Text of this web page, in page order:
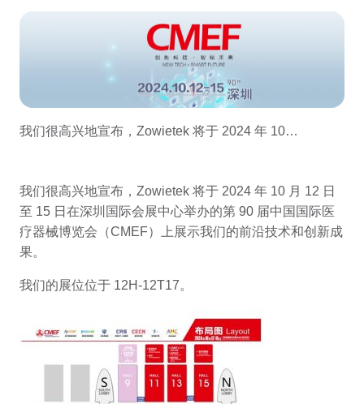
我们很高兴地宣布，Zowietek 将于 2024 年 10…
我们很高兴地宣布，Zowietek 将于 2024 年 10 月 12 日
至 15 日在深圳国际会展中心举办的第 90 届中国国际医
疗器械博览会（CMEF）上展示我们的前沿技术和创新成
果。
我们的展位位于 12H-12T17。